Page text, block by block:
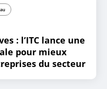
: l’ITC lance une
pour mieux
du secteur